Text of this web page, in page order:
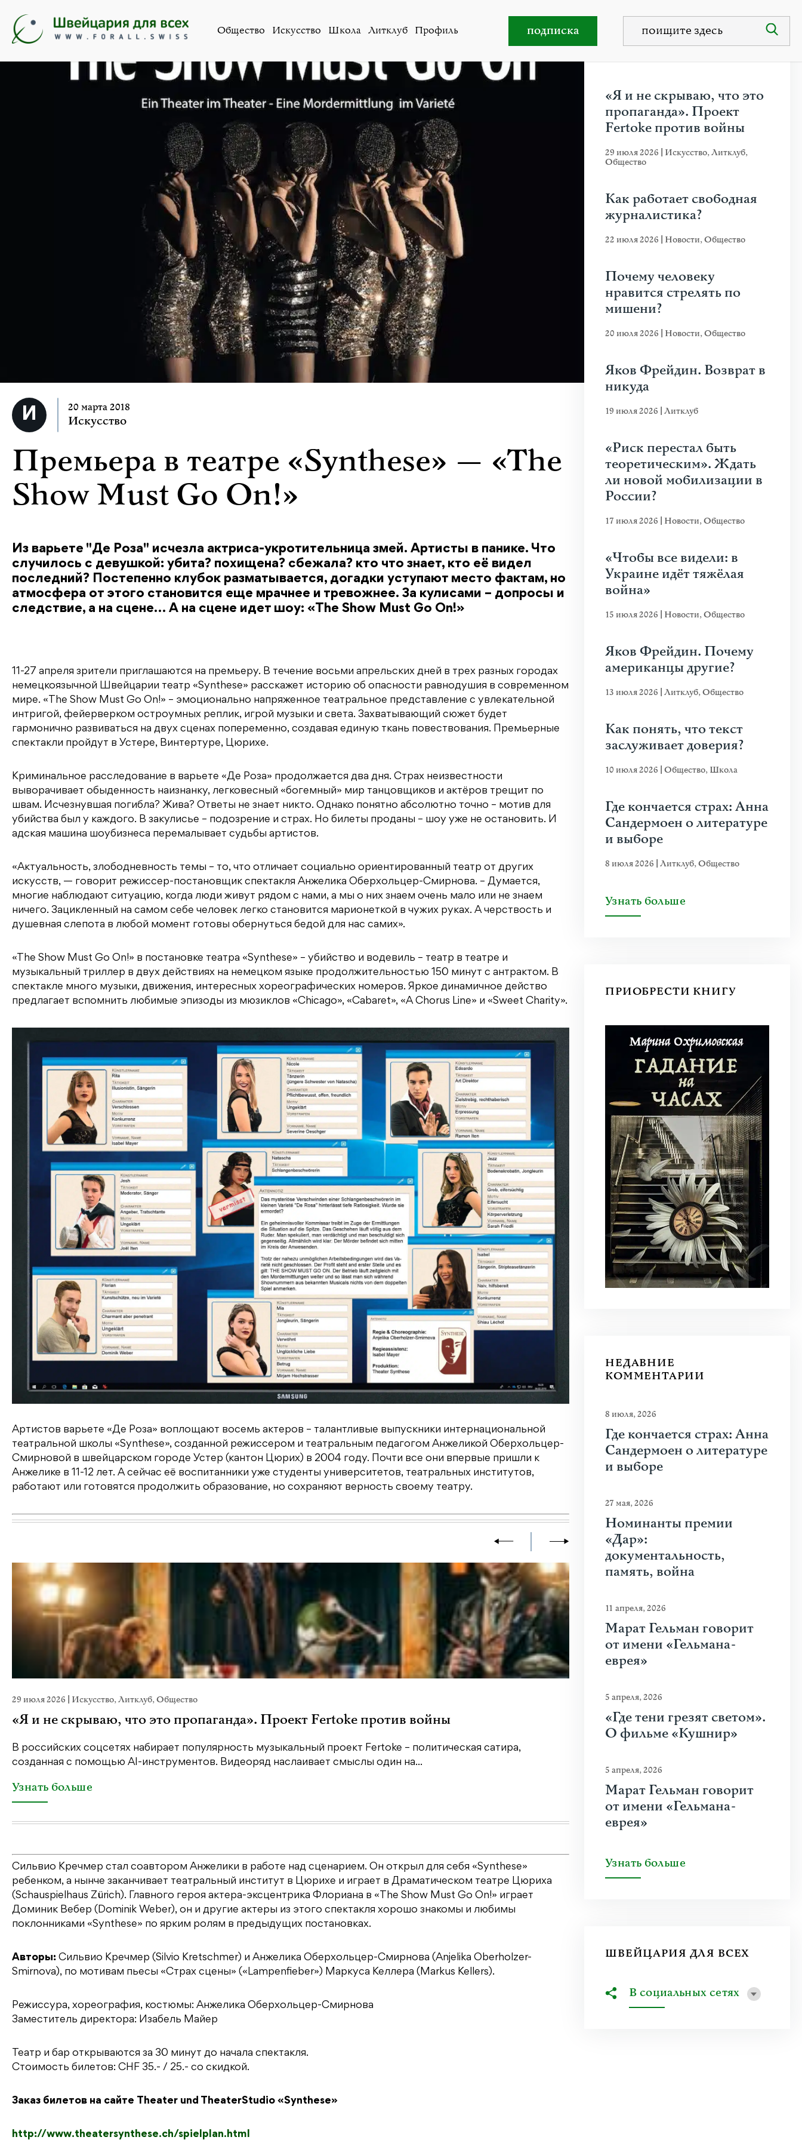
Общество Искусство Школа Литклуб Профиль подписка
Премьера в театре «Synthese» — «The Show Must Go On!»
20 марта 2018
Искусство
Премьера в театре «Synthese» — «The
Show Must Go On!»
Из варьете "Де Роза" исчезла актриса-укротительница змей. Артисты в панике. Что
случилось с девушкой: убита? похищена? сбежала? кто что знает, кто её видел
последний? Постепенно клубок разматывается, догадки уступают место фактам, но
атмосфера от этого становится еще мрачнее и тревожнее. За кулисами – допросы и
следствие, а на сцене… А на сцене идет шоу: «The Show Must Go On!»
11-27 апреля зрители приглашаются на премьеру. В течение восьми апрельских дней в трех разных городах
немецкоязычной Швейцарии театр «Synthese» расскажет историю об опасности равнодушия в современном
мире. «The Show Must Go On!» – эмоционально напряженное театральное представление с увлекательной
интригой, фейерверком остроумных реплик, игрой музыки и света. Захватывающий сюжет будет
гармонично развиваться на двух сценах попеременно, создавая единую ткань повествования. Премьерные
спектакли пройдут в Устере, Винтертуре, Цюрихе.
Криминальное расследование в варьете «Де Роза» продолжается два дня. Страх неизвестности
выворачивает обыденность наизнанку, легковесный «богемный» мир танцовщиков и актёров трещит по
швам. Исчезнувшая погибла? Жива? Ответы не знает никто. Однако понятно абсолютно точно – мотив для
убийства был у каждого. В закулисье – подозрение и страх. Но билеты проданы – шоу уже не остановить. И
адская машина шоубизнеса перемалывает судьбы артистов.
«Актуальность, злободневность темы – то, что отличает социально ориентированный театр от других
искусств, — говорит режиссер-постановщик спектакля Анжелика Оберхольцер-Смирнова. – Думается,
многие наблюдают ситуацию, когда люди живут рядом с нами, а мы о них знаем очень мало или не знаем
ничего. Зацикленный на самом себе человек легко становится марионеткой в чужих руках. А черствость и
душевная слепота в любой момент готовы обернуться бедой для нас самих».
«The Show Must Go On!» в постановке театра «Synthese» – убийство и водевиль – театр в театре и
музыкальный триллер в двух действиях на немецком языке продолжительностью 150 минут с антрактом. В
спектакле много музыки, движения, интересных хореографических номеров. Яркое динамичное действо
предлагает вспомнить любимые эпизоды из мюзиклов «Chicago», «Cabaret», «A Chorus Line» и «Sweet Charity».
Артистов варьете «Де Роза» воплощают восемь актеров – талантливые выпускники интернациональной
театральной школы «Synthese», созданной режиссером и театральным педагогом Анжеликой Оберхольцер-
Смирновой в швейцарском городе Устер (кантон Цюрих) в 2004 году. Почти все они впервые пришли к
Анжелике в 11-12 лет. А сейчас её воспитанники уже студенты университетов, театральных институтов,
работают или готовятся продолжить образование, но сохраняют верность своему театру.
29 июля 2026 Искусство,Литклуб,Общество
«Я и не скрываю, что это пропаганда». Проект Fertoke против войны
В российских соцсетях набирает популярность музыкальный проект Fertoke – политическая сатира,
созданная с помощью AI-инструментов. Видеоряд наслаивает смыслы один на...
Узнать больше
23 июня 2026|Искусство
Молдова между фресками, дронами
Узнать больше
Сильвио Кречмер стал соавтором Анжелики в работе над сценарием. Он открыл для себя «Synthese»
ребенком, а нынче заканчивает театральный институт в Цюрихе и играет в Драматическом театре Цюриха
(Schauspielhaus Zürich). Главного героя актера-эксцентрика Флориана в «The Show Must Go On!» играет
Доминик Вебер (Dominik Weber), он и другие актеры из этого спектакля хорошо знакомы и любимы
поклонниками «Synthese» по ярким ролям в предыдущих постановках.
Авторы: Сильвио Кречмер (Silvio Kretschmer) и Анжелика Оберхольцер-Смирнова (Anjelika Oberholzer-
Smirnova), по мотивам пьесы «Страх сцены» («Lampenfieber») Маркуса Келлера (Markus Kellers).
Режиссура, хореография, костюмы: Анжелика Оберхольцер-Смирнова
Заместитель директора: Изабель Майер
Театр и бар открываются за 30 минут до начала спектакля.
Стоимость билетов: CHF 35.- / 25.- со скидкой.
Заказ билетов на сайте Theater und TheaterStudio «Synthese»
http://www.theatersynthese.ch/spielplan.html
«Я и не скрываю, что это
пропаганда». Проект
Fertoke против войны
29 июля 2026 Искусство,Литклуб,
Общество
Как работает свободная
журналистика?
22 июля 2026 Новости,Общество
Почему человеку
нравится стрелять по
мишени?
20 июля 2026 Новости,Общество
Яков Фрейдин. Возврат в
никуда
19 июля 2026 Литклуб
«Риск перестал быть
теоретическим». Ждать
ли новой мобилизации в
России?
17 июля 2026 Новости,Общество
«Чтобы все видели: в
Украине идёт тяжёлая
война»
15 июля 2026 Новости,Общество
Яков Фрейдин. Почему
американцы другие?
13 июля 2026 Литклуб,Общество
Как понять, что текст
заслуживает доверия?
10 июля 2026 Общество, Школа
Где кончается страх: Анна
Сандермоен о литературе
и выборе
8 июля 2026 Литклуб,Общество
Узнать больше
ПРИОБРЕСТИ КНИГУ
НЕДАВНИЕ
КОММЕНТАРИИ
8 июля, 2026
Где кончается страх: Анна
Сандермоен о литературе
и выборе
27 мая, 2026
Номинанты премии
«Дар»:
документальность,
память, война
11 апреля, 2026
Марат Гельман говорит
от имени «Гельмана-
еврея»
5 апреля, 2026
«Где тени грезят светом».
О фильме «Кушнир»
5 апреля, 2026
Марат Гельман говорит
от имени «Гельмана-
еврея»
Узнать больше
ШВЕЙЦАРИЯ ДЛЯ ВСЕХ
В социальных сетях